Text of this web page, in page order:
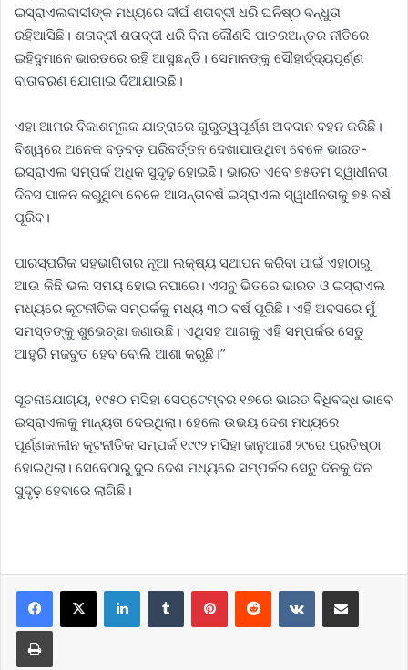
ଇସ୍ରାଏଲବାସୀଙ୍କ ମଧ୍ୟରେ ଦୀର୍ଘ ଶତାବ୍ଦୀ ଧରି ଘନିଷ୍ଠ ବନ୍ଧୁତା
ରହିଆସିଛି। ଶତାବ୍ଦୀ ଶତାବ୍ଦୀ ଧରି ବିନା କୌଣସି ପାତରଅନ୍ତର ନୀତିରେ
ଇହିଦୁମାନେ ଭାରତରେ ରହି ଆସୁଛନ୍ତି। ସେମାନଙ୍କୁ ସୌହାର୍ଦ୍ଦ୍ୟପୂର୍ଣ୍ଣ
ବାତାବରଣ ଯୋଗାଇ ଦିଆଯାଉଛି।
ଏହା ଆମର ବିକାଶମୂଳକ ଯାତ୍ରାରେ ଗୁରୁତ୍ୱପୂର୍ଣ୍ଣ ଅବଦାନ ବହନ କରିଛି।
ବିଶ୍ୱରେ ଅନେକ ବଡ଼ବଡ଼ ପରିବର୍ତ୍ତନ ଦେଖାଯାଉଥିବା ବେଳେ ଭାରତ-
ଇସ୍ରାଏଲ ସମ୍ପର୍କ ଅଧିକ ସୁଦୃଢ଼ ହୋଇଛି। ଭାରତ ଏବେ ୭୫ତମ ସ୍ୱାଧୀନତା
ଦିବସ ପାଳନ କରୁଥିବା ବେଳେ ଆସନ୍ତାବର୍ଷ ଇସ୍ରାଏଲ ସ୍ୱାଧୀନତାକୁ ୭୫ ବର୍ଷ
ପୂରିବ।
ପାରସ୍ପରିକ ସହଭାଗିତାର ନୂଆ ଲକ୍ଷ୍ୟ ସ୍ଥାପନ କରିବା ପାଇଁ ଏହାଠାରୁ
ଆଉ କିଛି ଭଲ ସମୟ ହୋଇ ନପାରେ। ଏସବୁ ଭିତରେ ଭାରତ ଓ ଇସ୍ରାଏଲ
ମଧ୍ୟରେ କୂଟନୀତିକ ସମ୍ପର୍କକୁ ମଧ୍ୟ ୩୦ ବର୍ଷ ପୂରିଛି। ଏହି ଅବସରେ ମୁଁ
ସମସ୍ତଙ୍କୁ ଶୁଭେଚ୍ଛା ଜଣାଉଛି। ଏଥିସହ ଆଗକୁ ଏହି ସମ୍ପର୍କର ସେତୁ
ଆହୁରି ମଜବୁତ ହେବ ବୋଲି ଆଶା କରୁଛି।”
ସୂଚନାଯୋଗ୍ୟ, ୧୯୫୦ ମସିହା ସେପ୍ଟେମ୍ବର ୧୭ରେ ଭାରତ ବିଧିବଦ୍ଧ ଭାବେ
ଇସ୍ରାଏଲକୁ ମାନ୍ୟତା ଦେଇଥିଲା। ହେଲେ ଉଭୟ ଦେଶ ମଧ୍ୟରେ
ପୂର୍ଣ୍ଣକାଳୀନ କୂଟନୀତିକ ସମ୍ପର୍କ ୧୯୯୨ ମସିହା ଜାନୁଆରୀ ୨୯ରେ ପ୍ରତିଷ୍ଠା
ହୋଇଥିଲା। ସେବେଠାରୁ ଦୁଇ ଦେଶ ମଧ୍ୟରେ ସମ୍ପର୍କର ସେତୁ ଦିନକୁ ଦିନ
ସୁଦୃଢ଼ ହେବାରେ ଲାଗିଛି।